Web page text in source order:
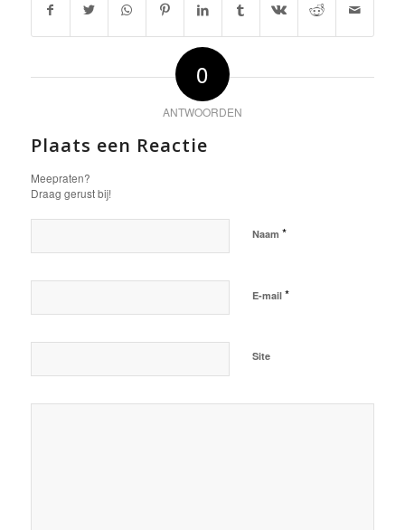
0
ANTWOORDEN
Plaats een Reactie
Meepraten?
Draag gerust bij!
Naam *
E-mail *
Site